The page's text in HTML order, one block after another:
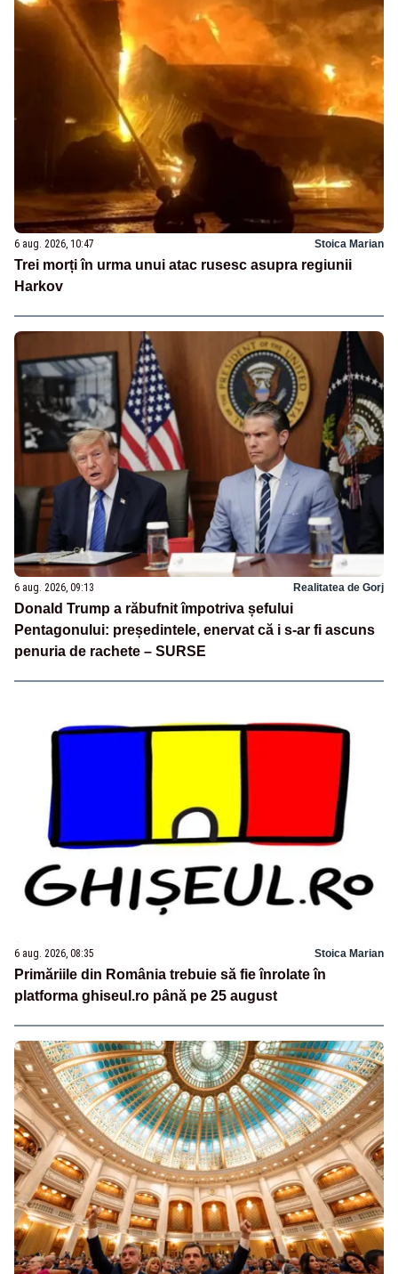
6 aug. 2026, 10:47 Stoica Marian
Trei morți în urma unui atac rusesc asupra regiunii
Harkov
6 aug. 2026, 09:13 Realitatea de Gorj
Donald Trump a răbufnit împotriva șefului
Pentagonului: președintele, enervat că i s-ar fi ascuns
penuria de rachete – SURSE
6 aug. 2026, 08:35 Stoica Marian
Primăriile din România trebuie să fie înrolate în
platforma ghiseul.ro până pe 25 august